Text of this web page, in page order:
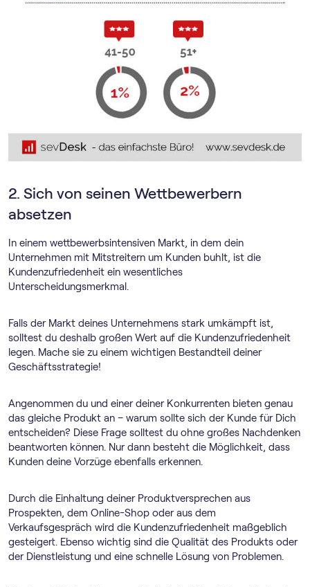
2. Sich von seinen Wettbewerbern
absetzen
In einem wettbewerbsintensiven Markt, in dem dein
Unternehmen mit Mitstreitern um Kunden buhlt, ist die
Kundenzufriedenheit ein wesentliches
Unterscheidungsmerkmal.
Falls der Markt deines Unternehmens stark umkämpft ist,
solltest du deshalb großen Wert auf die Kundenzufriedenheit
legen. Mache sie zu einem wichtigen Bestandteil deiner
Geschäftsstrategie!
Angenommen du und einer deiner Konkurrenten bieten genau
das gleiche Produkt an – warum sollte sich der Kunde für Dich
entscheiden? Diese Frage solltest du ohne großes Nachdenken
beantworten können. Nur dann besteht die Möglichkeit, dass
Kunden deine Vorzüge ebenfalls erkennen.
Durch die Einhaltung deiner Produktversprechen aus
Prospekten, dem Online-Shop oder aus dem
Verkaufsgespräch wird die Kundenzufriedenheit maßgeblich
gesteigert. Ebenso wichtig sind die Qualität des Produkts oder
der Dienstleistung und eine schnelle Lösung von Problemen.